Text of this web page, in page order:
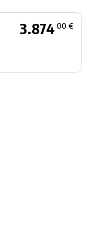
3.874 00 €